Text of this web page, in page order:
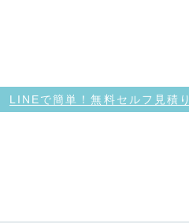
LINEで簡単！無料セルフ見積り